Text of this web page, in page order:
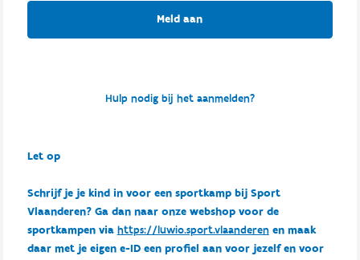
Meld aan
Hulp nodig bij het aanmelden?
Let op
Schrijf je je kind in voor een sportkamp bij Sport
Vlaanderen? Ga dan naar onze webshop voor de
sportkampen via https://luwio.sport.vlaanderenen maak
daar met je eigen e-ID een profiel aan voor jezelf en voor